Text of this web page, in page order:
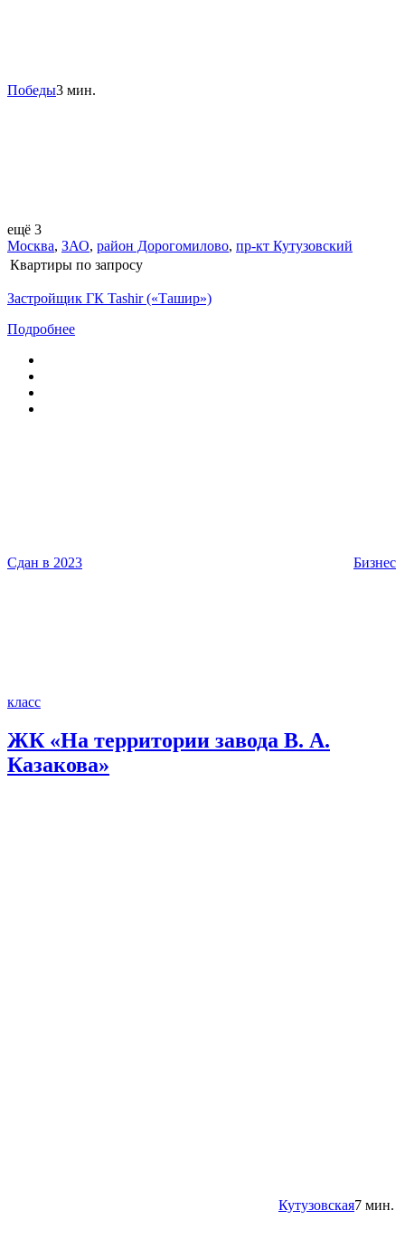
Победы3 мин.
ещё 3
Москва, ЗАО, район Дорогомилово, пр-кт Кутузовский
Квартиры по запросу
Застройщик ГК Tashir («Ташир»)
Подробнее
Сдан в 2023 Бизнес
класс
ЖК «На территории завода В. А.
Казакова»
Кутузовская7 мин.